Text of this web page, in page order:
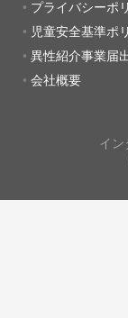
プライバシーポ
児童安全基準ポ
異性紹介事業届
会社概要
イン